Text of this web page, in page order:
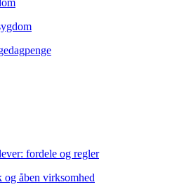
fordele og regler
åben virksomhed